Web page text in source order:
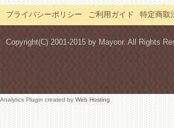
プライバシーポリシー ご利用ガイド 特定商取
Copyright(C) 2001-2015 by Mayoor. All Rights
Analytics Plugin created byWeb Hosting